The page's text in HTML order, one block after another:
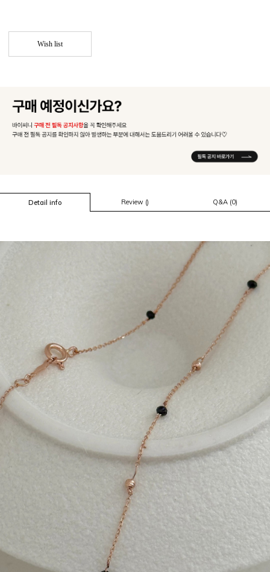
Wish list
Detail info Review () Q&A (0)